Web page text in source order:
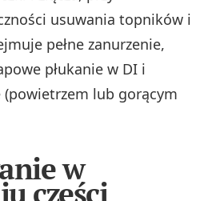
usuwania topników i
pełne zanurzenie,
płukanie w DI i
(powietrzem lub gorącym
w